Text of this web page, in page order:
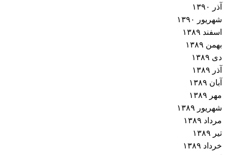
آذر ۱۳۹۰
شهریور ۱۳۹۰
اسفند ۱۳۸۹
بهمن ۱۳۸۹
دی ۱۳۸۹
آذر ۱۳۸۹
آبان ۱۳۸۹
مهر ۱۳۸۹
شهریور ۱۳۸۹
مرداد ۱۳۸۹
تیر ۱۳۸۹
خرداد ۱۳۸۹